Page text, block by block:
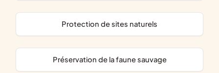
protection de sites naturels
préservation de la faune sauvage